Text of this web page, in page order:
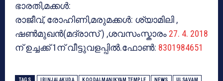
ഭാരതി,മക്കൾ:
രാജീവ്, രോഹിണി,മരുമക്കൾ: ശ്യാമിലി ,
ഷൺമുഖൻ(മദ്രാസ് ) ,ശവസംസ്കാരം 27. 4. 2018
ന് ഉച്ചക്ക് 1ന് വീട്ടുവളപ്പിൽ.ഫോൺ: 8301984651